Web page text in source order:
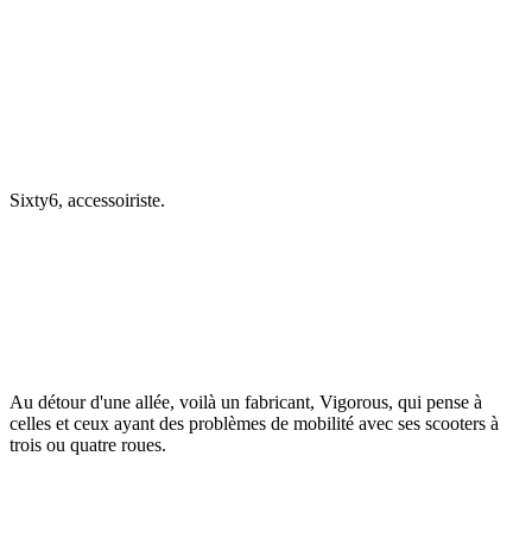
Sixty6, accessoiriste.
Au détour d'une allée, voilà un fabricant, Vigorous, qui pense à
celles et ceux ayant des problèmes de mobilité avec ses scooters à
trois ou quatre roues.